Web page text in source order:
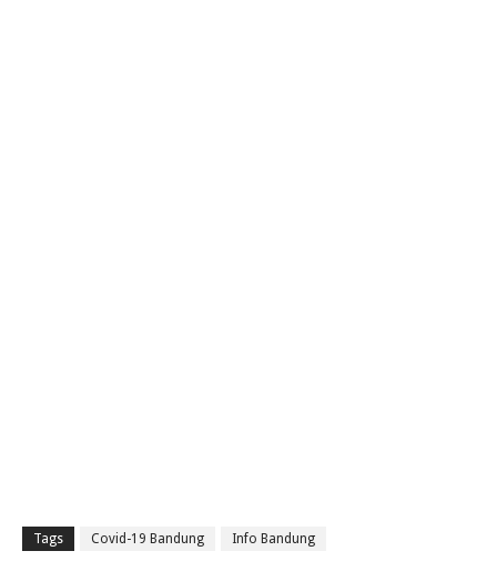
Tags Covid-19 Bandung Info Bandung